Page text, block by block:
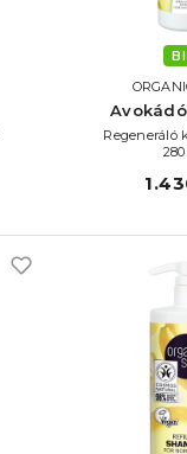
Regeneráló